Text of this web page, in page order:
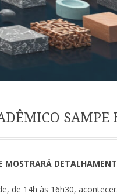
SAMPE
MOSTRARÁ
de 14h às 16h30,